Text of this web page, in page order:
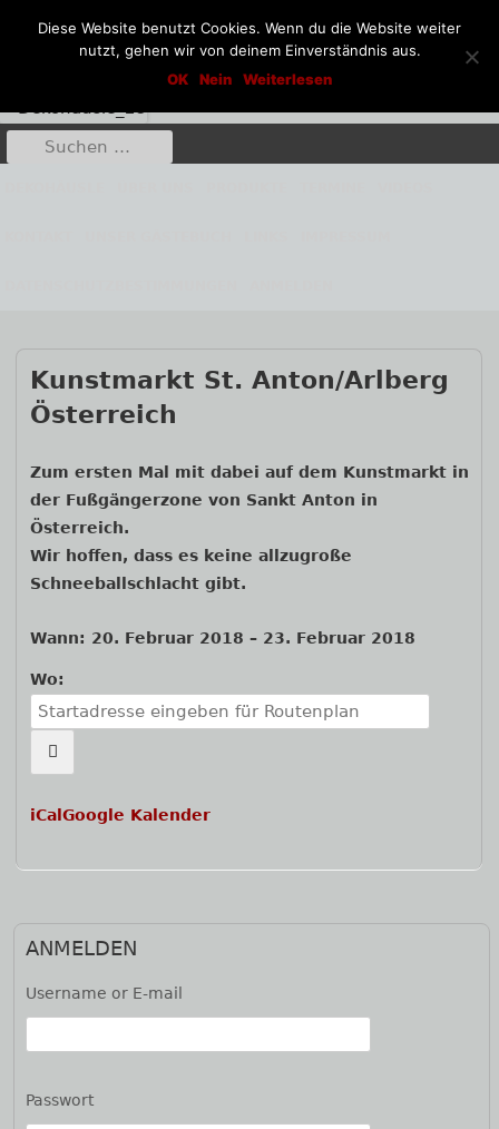
Inhalt
Dekohäusle_25
Kunst aus Stahl und Stein
Primäres
Suche
nach:
Kunstmarkt St. Anton/Arlberg
Österreich
Zum ersten Mal mit dabei auf dem Kunstmarkt in
der Fußgängerzone von Sankt Anton in
Österreich.
Wir hoffen, dass es keine allzugroße
Schneeballschlacht gibt.
Wann: 20. Februar 2018 – 23. Februar 2018
Wo:
iCal Google Kalender
Seitenleiste
ANMELDEN
Username or E-mail
Passwort
Diese Website benutzt Cookies. Wenn du die Website weiter
nutzt, gehen wir von deinem Einverständnis aus.
OK
Nein Weiterlesen